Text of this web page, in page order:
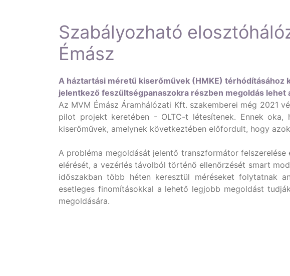
Szabályozható
Émász
A háztartási méretű kiserőművek (HMKE)
jelentkező feszültségpanaszokra részben megoldás
Az MVM Émász Áramhálózati Kft. szakemberei még 2021
pilot projekt keretében - OLTC-t létesítenek. Ennek
kiserőművek, amelynek következtében előfordult, hogy
A probléma megoldását jelentő transzformátor
elérését, a vezérlés távolból történő ellenőrzését smart
időszakban több héten keresztül méréseket folytatnak
esetleges finomításokkal a lehető legjobb megoldást
megoldására.